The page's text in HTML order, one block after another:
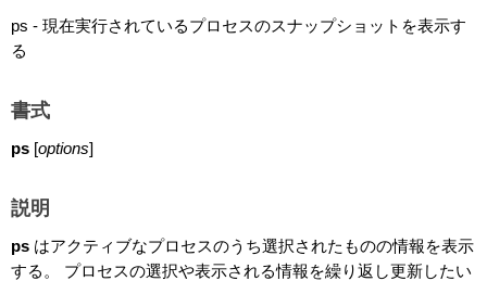
ps - 現在実行されているプロセスのスナップショットを表示す
る
書式
ps [options]
説明
ps はアクティブなプロセスのうち選択されたものの情報を表示
する。 プロセスの選択や表示される情報を繰り返し更新したい